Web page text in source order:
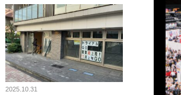
2025.10.31